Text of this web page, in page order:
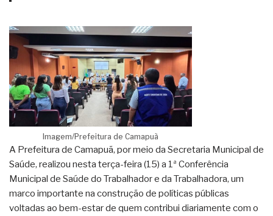
Imagem/Prefeitura de Camapuã
A Prefeitura de Camapuã, por meio da Secretaria Municipal de
Saúde, realizou nesta terça-feira (15) a 1ª Conferência
Municipal de Saúde do Trabalhador e da Trabalhadora, um
marco importante na construção de políticas públicas
voltadas ao bem-estar de quem contribui diariamente com o